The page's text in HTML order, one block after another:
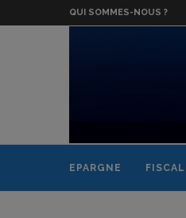
QUI SOMMES-NOUS ?
EPARGNE